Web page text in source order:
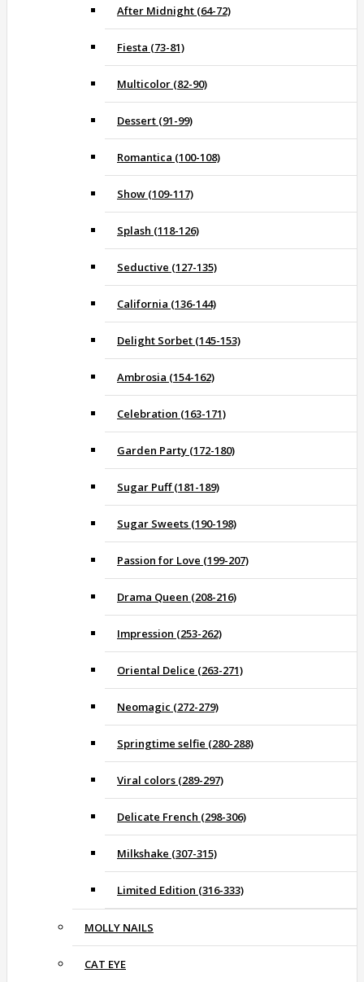
After Midnight (64-72)
Fiesta (73-81)
Multicolor (82-90)
Dessert (91-99)
Romantica (100-108)
Show (109-117)
Splash (118-126)
Seductive (127-135)
California (136-144)
Delight Sorbet (145-153)
Ambrosia (154-162)
Celebration (163-171)
Garden Party (172-180)
Sugar Puff (181-189)
Sugar Sweets (190-198)
Passion for Love (199-207)
Drama Queen (208-216)
Impression (253-262)
Oriental Delice (263-271)
Neomagic (272-279)
Springtime selfie (280-288)
Viral colors (289-297)
Delicate French (298-306)
Milkshake (307-315)
Limited Edition (316-333)
MOLLY NAILS
CAT EYE